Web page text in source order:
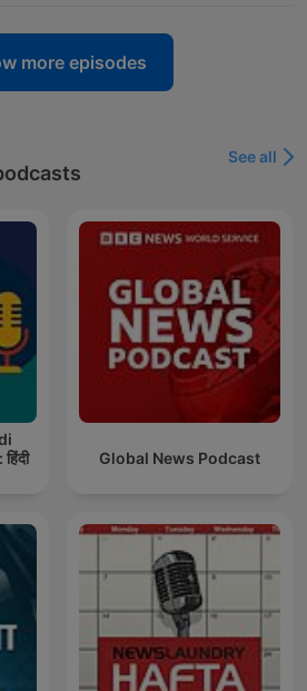
more episodes
See all
Global News Podcast